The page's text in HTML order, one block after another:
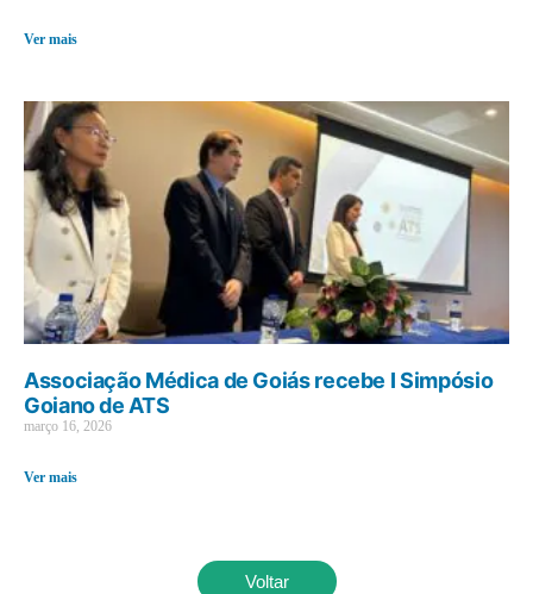
Ver mais
Associação Médica de Goiás recebe I Simpósio
Goiano de ATS
março 16, 2026
Ver mais
Voltar